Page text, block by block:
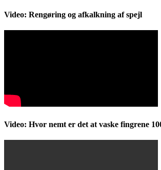
Video: Rengøring og afkalkning af spejl
Video: Hvor nemt er det at vaske fingrene